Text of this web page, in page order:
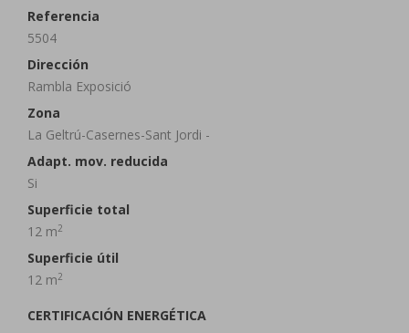
Referencia
5504
Dirección
Rambla Exposició
Zona
La Geltrú-Casernes-Sant Jordi -
Adapt. mov. reducida
Si
Superficie total
12 m2
Superficie útil
12 m2
CERTIFICACIÓN ENERGÉTICA